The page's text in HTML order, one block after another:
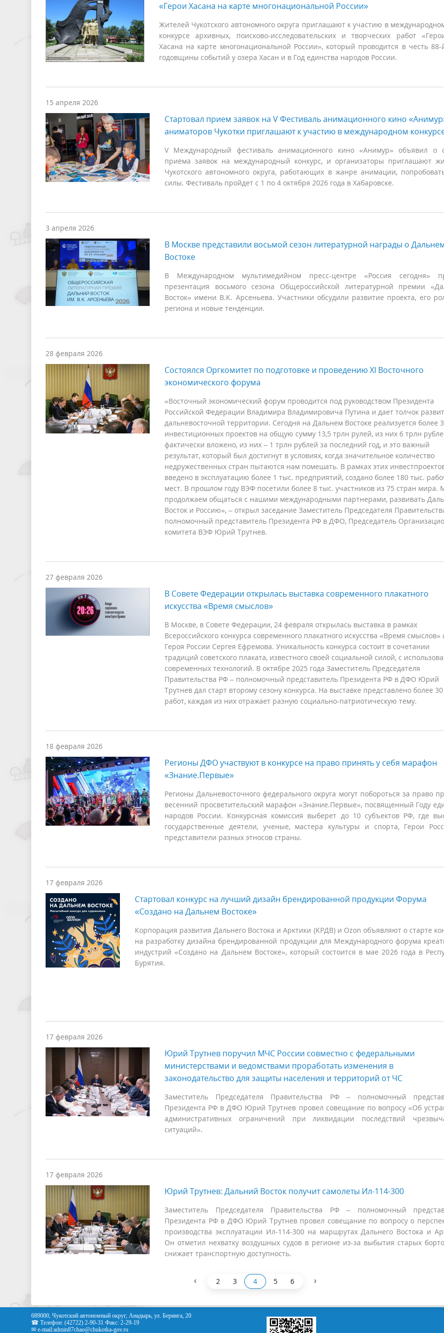
«Герои Хасана на карте многонациональной России»
Жителей Чукотского автономного округа приглашают к участию в
конкурсе архивных, поисково-исследовательских и творческих работ
Хасана на карте многонациональной России», который проводится в честь 88-
годовщины событий у озера Хасан и в Год единства народов России.
15 апреля 2026
Стартовал прием заявок на V Фестиваль анимационного кино
аниматоров Чукотки приглашают к участию в международном
V Международный фестиваль анимационного кино «Анимур» объявил о
приёма заявок на международный конкурс, и организаторы приглашают
Чукотского автономного округа, работающих в жанре анимации,
силы. Фестиваль пройдет с 1 по 4 октября 2026 года в Хабаровске.
3 апреля 2026
В Москве представили восьмой сезон литературной награды о
Востоке
В Международном мультимедийном пресс-центре «Россия сегодня»
презентация восьмого сезона Общероссийской литературной премии
Восток» имени В.К. Арсеньева. Участники обсудили развитие проекта, его
региона и новые тенденции.
28 февраля 2026
Состоялся Оргкомитет по подготовке и проведению XI Восточного
экономического форума
«Восточный экономический форум проводится под руководством Президента
Российской Федерации Владимира Владимировича Путина и дает толчок
дальневосточной территории. Сегодня на Дальнем Востоке реализуется более
инвестиционных проектов на общую сумму 13,5 трлн рулей, из них 6 трлн
фактически вложено, из них – 1 трлн рублей за последний год, и это важный
результат, который был достигнут в условиях, когда значительное количество
недружественных стран пытаются нам помешать. В рамках этих
введено в эксплуатацию более 1 тыс. предприятий, создано более 180 тыс.
мест. В прошлом году ВЭФ посетили более 8 тыс. участников из 75 стран мира.
продолжаем общаться с нашими международными партнерами, развивать
Восток и Россию», – открыл заседание Заместитель Председателя
полномочный представитель Президента РФ в ДФО, Председатель
комитета ВЭФ Юрий Трутнев.
27 февраля 2026
В Совете Федерации открылась выставка современного плакатного
искусства «Время смыслов»
В Москве, в Совете Федерации, 24 февраля открылась выставка в рамках
Всероссийского конкурса современного плакатного искусства «Время
Героя России Сергея Ефремова. Уникальность конкурса состоит в сочетании
традиций советского плаката, известного своей социальной силой, с
современных технологий. В октябре 2025 года Заместитель Председателя
Правительства РФ – полномочный представитель Президента РФ в ДФО Юрий
Трутнев дал старт второму сезону конкурса. На выставке представлено более 30
работ, каждая из них отражает разную социально-патриотическую тему.
18 февраля 2026
Регионы ДФО участвуют в конкурсе на право принять у себя марафон
«Знание.Первые»
Регионы Дальневосточного федерального округа могут побороться за право
весенний просветительский марафон «Знание.Первые», посвященный Году
народов России. Конкурсная комиссия выберет до 10 субъектов РФ, где
государственные деятели, ученые, мастера культуры и спорта, Герои
представители разных этносов страны.
17 февраля 2026
Стартовал конкурс на лучший дизайн брендированной продукции Форума
«Создано на Дальнем Востоке»
Корпорация развития Дальнего Востока и Арктики (КРДВ) и Ozon объявляют о старте
на разработку дизайна брендированной продукции для Международного форума
индустрий «Создано на Дальнем Востоке», который состоится в мае 2026 года в
Бурятия.
17 февраля 2026
Юрий Трутнев поручил МЧС России совместно с федеральными
министерствами и ведомствами проработать изменения в
законодательство для защиты населения и территорий от ЧС
Заместитель Председателя Правительства РФ – полномочный
Президента РФ в ДФО Юрий Трутнев провел совещание по вопросу «Об
административных ограничений при ликвидации последствий
ситуаций».
17 февраля 2026
Юрий Трутнев: Дальний Восток получит самолеты Ил-114-300
Заместитель Председателя Правительства РФ – полномочный
Президента РФ в ДФО Юрий Трутнев провел совещание по вопросу о
производства эксплуатации Ил-114-300 на маршрутах Дальнего Востока и
Он отметил нехватку воздушных судов в регионе из-за выбытия старых
снижает транспортную доступность.
‹ 2 3 4 5 6 ›
689000, Чукотский автономный округ, Анадырь, ул. Беринга, 20
☎ Телефон: (42722) 2-90-31 Факс: 2-29-19
✉ e-mail:admin87chao@chukotka-gov.ru